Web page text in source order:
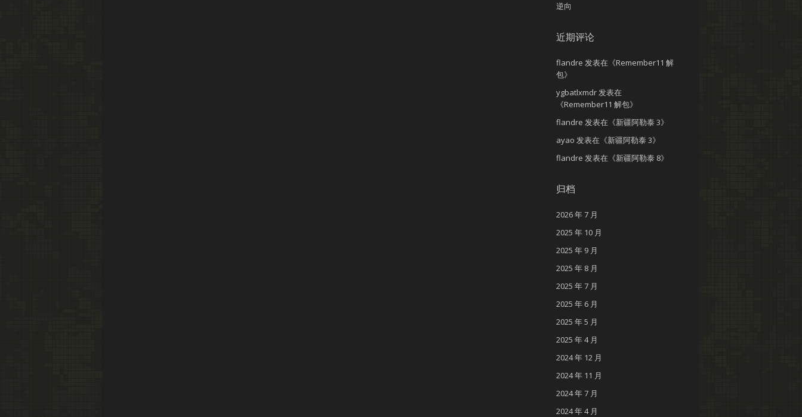
逆向
近期评论
flandre 发表在《Remember11 解
包》
ygbatlxmdr发表在
《Remember11 解包》
flandre 发表在《新疆阿勒泰 3》
ayao 发表在《新疆阿勒泰 3》
flandre 发表在《新疆阿勒泰 8》
归档
2026 年 7 月
2025 年 10 月
2025 年 9 月
2025 年 8 月
2025 年 7 月
2025 年 6 月
2025 年 5 月
2025 年 4 月
2024 年 12 月
2024 年 11 月
2024 年 7 月
2024 年 4 月